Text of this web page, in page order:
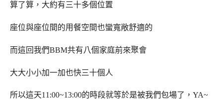
算了算，大約有三十多個位置
座位與座位間的用餐空間也蠻寬敞舒適的
而這回我們BBM共有八個家庭前來聚會
大大小小加一加也快三十個人
所以這天11:00~13:00的時段就等於是被我們包場了，YA~